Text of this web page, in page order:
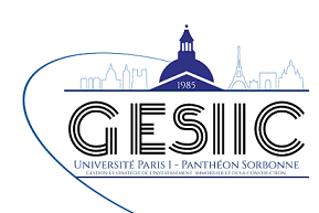
contenu
(Pressez
Entrée)